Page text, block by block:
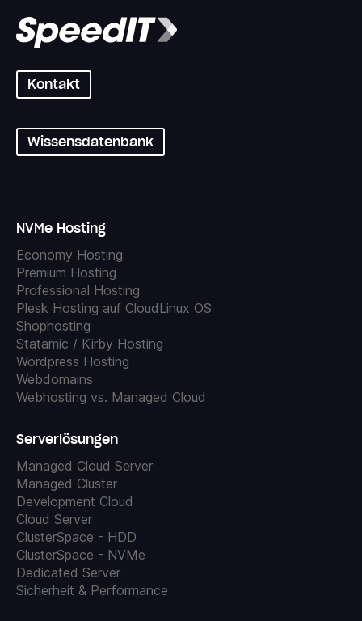
Kontakt
Wissensdatenbank
NVMe Hosting
Economy Hosting
Premium Hosting
Professional Hosting
Plesk Hosting auf CloudLinux OS
Shophosting
Statamic / Kirby Hosting
Wordpress Hosting
Webdomains
Webhosting vs. Managed Cloud
Serverlösungen
Managed Cloud Server
Managed Cluster
Development Cloud
Cloud Server
ClusterSpace - HDD
ClusterSpace - NVMe
Dedicated Server
Sicherheit & Performance